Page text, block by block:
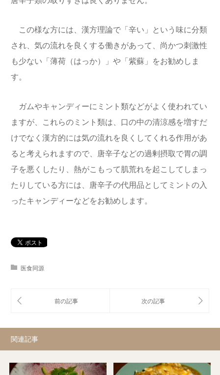
この様な方には、漢方理論で「辛い」という味に分類
され、気の流れを良くする働きがあって、尚かつ刺激性
も少ない「薄荷（はっか）」や「紫蘇」をお勧めしま
す。
ガムやキャンディーにミント類などがよく使われてい
ますが、これらのミント類は、口の中の清涼感を増すだ
けでなく漢方的には気の流れを良くしてくれる作用があ
ると考えられますので、唐辛子などの過剰摂取で胃の調
子を悪くしたり、熱がこもって肌荒れを起こしてしまっ
たりしている方には、唐辛子の代用品としてミントの入
ったキャンディーなどをお勧めします。
医食同源
関連記事